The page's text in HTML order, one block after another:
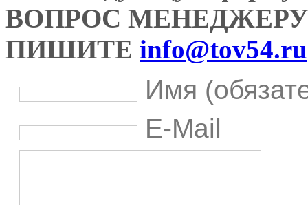
ВОПРОС
ПИШИТЕ info@tov54.ru
Имя
E-Mail